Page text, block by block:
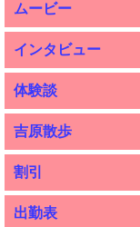
ムービー
インタビュー
体験談
吉原散歩
割引
出勤表